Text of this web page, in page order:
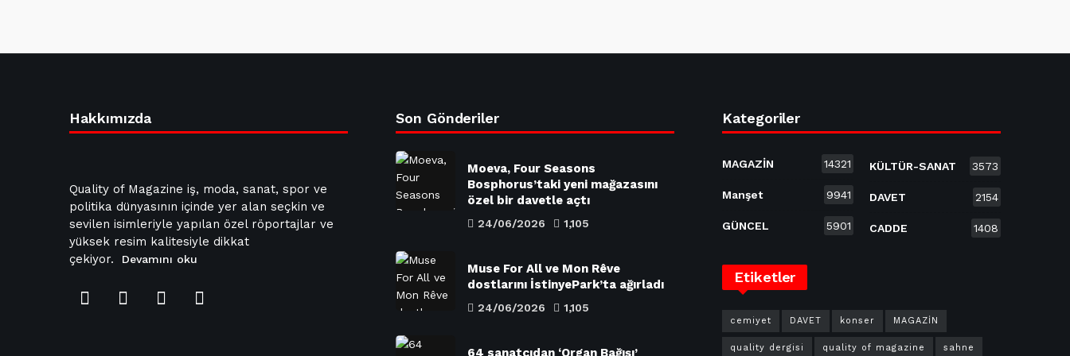
Hakkımızda
Quality of Magazine iş, moda, sanat, spor ve
politika dünyasının içinde yer alan seçkin ve
sevilen isimleriyle yapılan özel röportajlar ve
yüksek resim kalitesiyle dikkat
çekiyor.
Devamını oku
Son Gönderiler
Moeva, Four Seasons
Bosphorus’taki yeni mağazasını
özel bir davetle açtı
24/06/2026 1,105
Muse For All ve Mon Rêve
dostlarını İstinyePark’ta ağırladı
24/06/2026 1,105
64 sanatçıdan ‘Organ Bağışı’
Kategoriler
MAGAZİN 14321
Manşet 9941
GÜNCEL 5901
KÜLTÜR-SANAT 3573
DAVET 2154
CADDE 1408
Etiketler
cemiyet DAVET konser MAGAZİN
quality dergisi quality of magazine sahne